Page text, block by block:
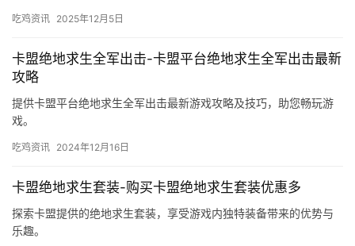
吃鸡资讯 2025年12月5日
卡盟绝地求生全军出击-卡盟平台绝地求生全军出击最新
攻略
提供卡盟平台绝地求生全军出击最新游戏攻略及技巧，助您畅玩游
戏。
吃鸡资讯 2024年12月16日
卡盟绝地求生套装-购买卡盟绝地求生套装优惠多
探索卡盟提供的绝地求生套装，享受游戏内独特装备带来的优势与
乐趣。